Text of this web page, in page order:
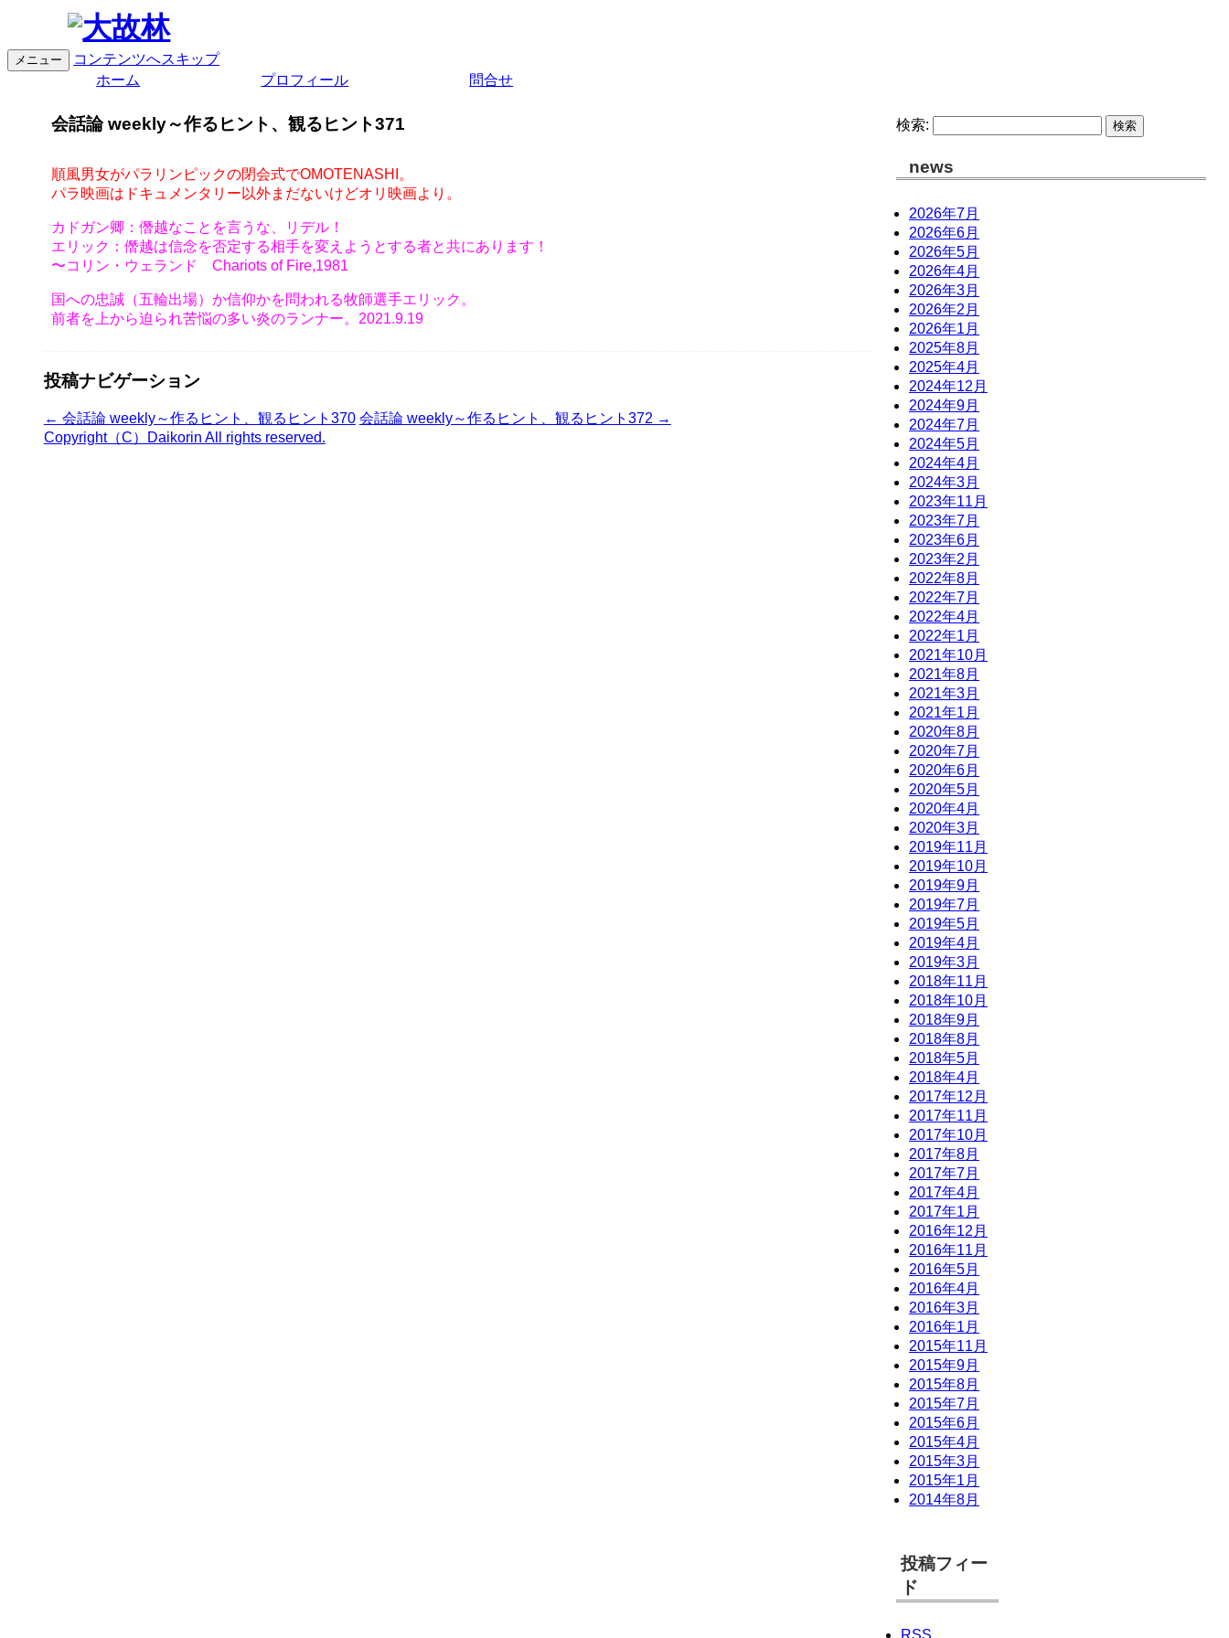
メニュー
コンテンツへスキップ
ホーム
プロフィール 問合せ
会話論 weekly～作るヒント、観るヒント371
順風男女がパラリンピックの閉会式でOMOTENASHI。
パラ映画はドキュメンタリー以外まだないけどオリ映画より。
カドガン卿：僭越なことを言うな、リデル！
エリック：僭越は信念を否定する相手を変えようとする者と共にあります！
〜コリン・ウェランド Chariots of Fire,1981
国への忠誠（五輪出場）か信仰かを問われる牧師選手エリック。
前者を上から迫られ苦悩の多い炎のランナー。2021.9.19
投稿ナビゲーション
← 会話論 weekly～作るヒント、観るヒント370 会話論 weekly～作るヒント、観るヒント372 →
検索:
news
2026年7月
2026年6月
2026年5月
2026年4月
2026年3月
2026年2月
2026年1月
2025年8月
2025年4月
2024年12月
2024年9月
2024年7月
2024年5月
2024年4月
2024年3月
2023年11月
2023年7月
2023年6月
2023年2月
2022年8月
2022年7月
2022年4月
2022年1月
2021年10月
2021年8月
2021年3月
2021年1月
2020年8月
2020年7月
2020年6月
2020年5月
2020年4月
2020年3月
2019年11月
2019年10月
2019年9月
2019年7月
2019年5月
2019年4月
2019年3月
2018年11月
2018年10月
2018年9月
2018年8月
2018年5月
2018年4月
2017年12月
2017年11月
2017年10月
2017年8月
2017年7月
2017年4月
2017年1月
2016年12月
2016年11月
2016年5月
2016年4月
2016年3月
2016年1月
2015年11月
2015年9月
2015年8月
2015年7月
2015年6月
2015年4月
2015年3月
2015年1月
2014年8月
投稿フィー
ド
RSS
Copyright（C）Daikorin All rights reserved.